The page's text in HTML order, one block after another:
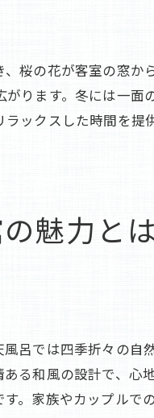
ーム
館の魅力
事
桜の花が客室の窓か
ります。冬には一面
ックスした時間を提
魅力とは
呂では四季折々の自
る和風の設計で、心
。家族やカップルで